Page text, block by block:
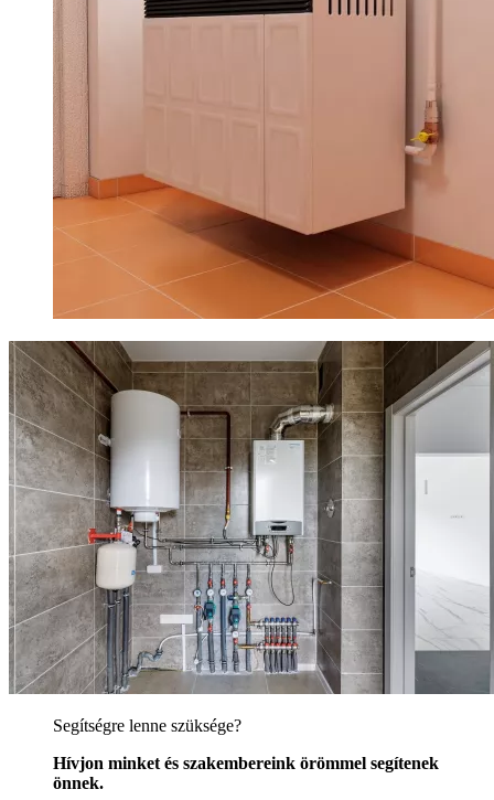
Segítségre lenne szüksége?
Hívjon minket és szakembereink örömmel segítenek
önnek.